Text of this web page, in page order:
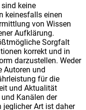
keine
keinesfalls einen
von Wissen
Aufklärung.
Sorgfalt
korrekt und in
darzustellen. Weder
Autoren und
für die
und Aktualität
Kanälen der
jeglicher Art ist daher